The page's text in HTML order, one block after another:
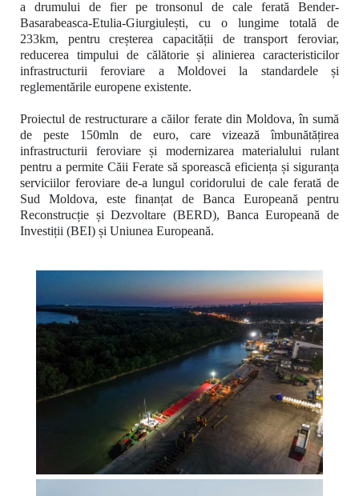
a drumului de fier pe tronsonul de cale ferată Bender-
Basarabeasca-Etulia-Giurgiulești, cu o lungime totală de
233km, pentru creșterea capacității de transport feroviar,
reducerea timpului de călătorie și alinierea caracteristicilor
infrastructurii feroviare a Moldovei la standardele și
reglementările europene existente.
Proiectul de restructurare a căilor ferate din Moldova, în sumă
de peste 150mln de euro, care vizează îmbunătățirea
infrastructurii feroviare și modernizarea materialului rulant
pentru a permite Căii Ferate să sporească eficiența și siguranța
serviciilor feroviare de-a lungul coridorului de cale ferată de
Sud Moldova, este finanțat de Banca Europeană pentru
Reconstrucție și Dezvoltare (BERD), Banca Europeană de
Investiții (BEI) și Uniunea Europeană.